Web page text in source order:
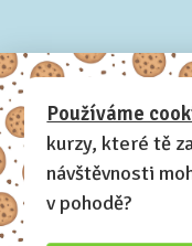
Používáme
kurzy, které tě
návštěvnosti
v pohodě?